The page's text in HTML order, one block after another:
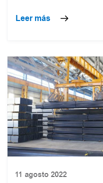
Leer más
11 agosto 2022